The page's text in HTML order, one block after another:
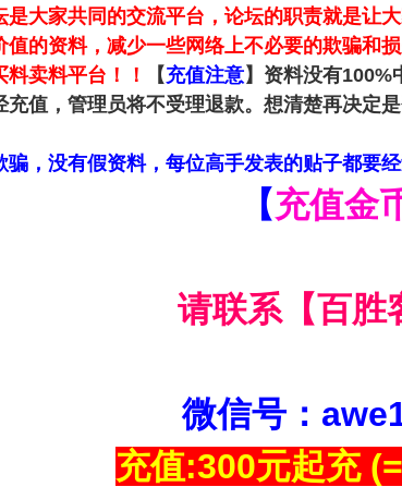
是大家共同的交流平台，论坛的职责就是让
值的资料，减少一些网络上不必要的欺骗和
卖料平台！！
【充值注意】资料没有100%
充值，管理员将不受理退款。想清楚再决定是
骗，没有假资料，每位高手发表的贴子都要
【充值金
请联系【百胜
微信号：
充值:300元起充